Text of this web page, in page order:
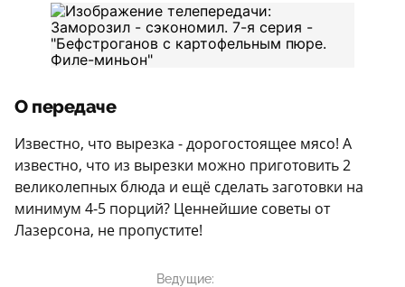
О передаче
Известно, что вырезка - дорогостоящее мясо! А
известно, что из вырезки можно приготовить 2
великолепных блюда и ещё сделать заготовки на
минимум 4-5 порций? Ценнейшие советы от
Лазерсона, не пропустите!
Ведущие: